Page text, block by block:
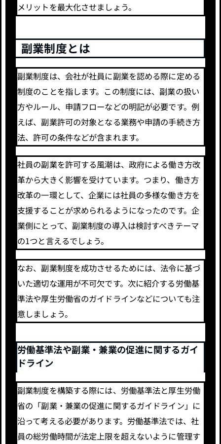
メリットを最大化させましょう。
副業制度とは
副業制度は、会社が社員に副業を認める際に定める
制度のことを指します。この制度には、副業の扱い
方やルール、申請フローなどの明記が必要です。例
えば、副業許可の対象となる業務や申請の手続き方
法、許可の条件などが含まれます。
社員の副業を許可する風潮は、政府による働き方改
革から大きく影響を受けています。つまり、働き方
改革の一環として、企業には社員の多様な働き方を
支援することが求められるようになったのです。企
業側にとって、副業制度の導入は検討すべきテーマ
の1つと言えるでしょう。
なお、副業制度を成功させるためには、法令に基づ
いた適切な運用が不可欠です。次に紹介する労働基
準法や厚生労働省のガイドラインなどについても注
意しましょう。
労働基準法や副業・兼業の促進に関するガイ
ドライン
副業制度を構築する際には、労働基準法と厚生労働
省の「副業・兼業の促進に関するガイドライン」に
沿って考える必要があります。労働基準法では、社
員の総労働時間が法定上限を超えないように管理す